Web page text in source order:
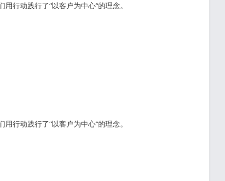
行动践行了“以客户为中心”的理念。
行动践行了“以客户为中心”的理念。